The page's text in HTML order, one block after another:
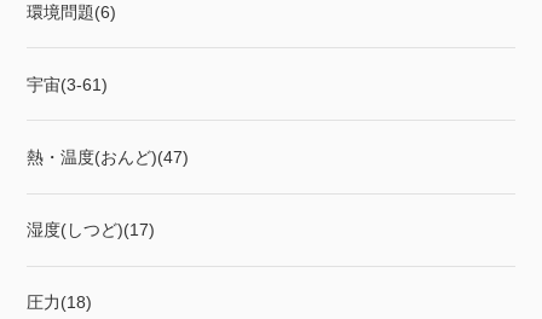
環境問題(6)
宇宙(3-61)
熱・温度(おんど)(47)
湿度(しつど)(17)
圧力(18)